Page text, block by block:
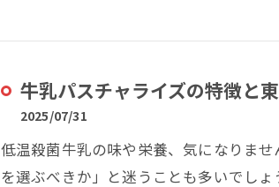
牛乳パスチャライズの特徴と
2025/07/31
低温殺菌牛乳の味や栄養、気になりま
を選ぶべきか」と迷うことも多いでし